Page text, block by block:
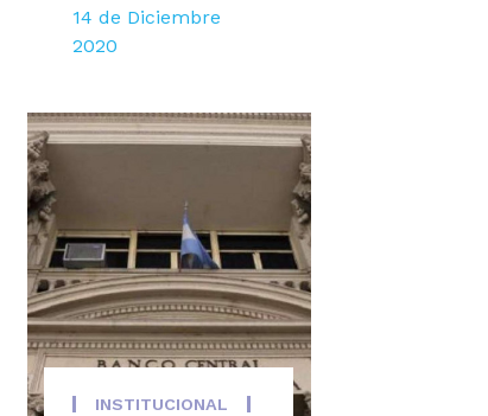
14 de Diciembre
2020
INSTITUCIONAL